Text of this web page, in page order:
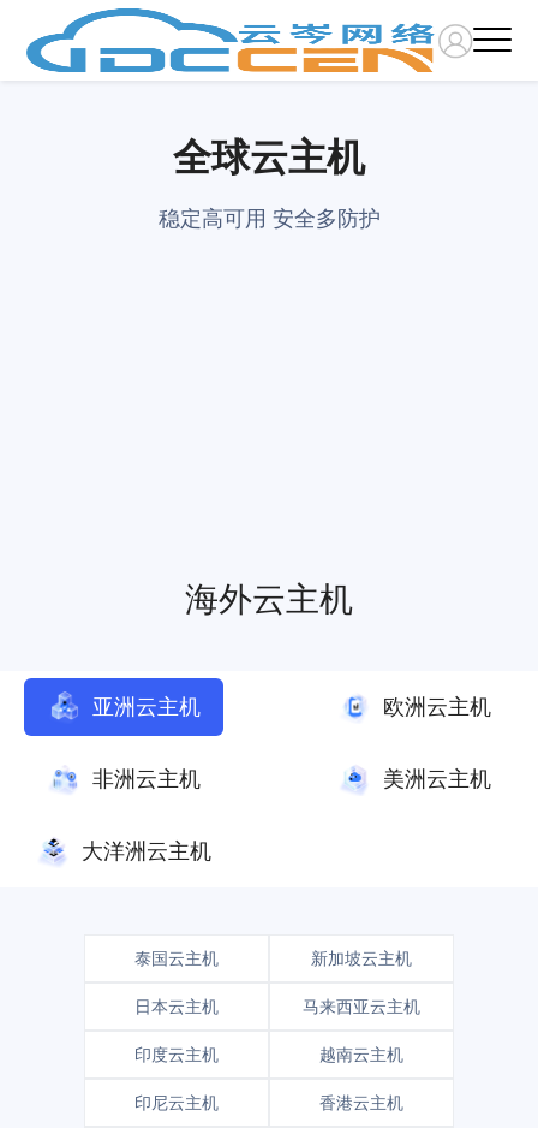
全球云主机
稳定高可用 安全多防护
海外云主机
亚洲云主机 欧洲云主机
非洲云主机 美洲云主机
大洋洲云主机
泰国云主机 新加坡云主机
日本云主机 马来西亚云主机
印度云主机 越南云主机
印尼云主机 香港云主机